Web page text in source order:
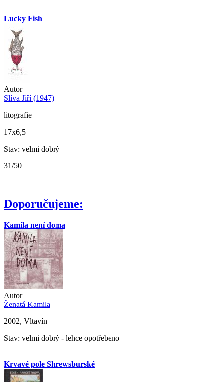
Lucky Fish
Autor
Slíva Jiří (1947)
litografie
17x6,5
Stav: velmi dobrý
31/50
Doporučujeme:
Kamila není doma
Autor
Ženatá Kamila
2002, Vltavín
Stav: velmi dobrý - lehce opotřebeno
Krvavé pole Shrewsburské